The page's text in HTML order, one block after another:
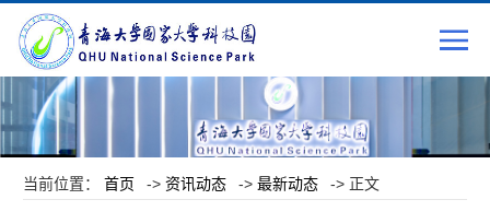
当前位置： 首页 -> 资讯动态 -> 最新动态 -> 正文